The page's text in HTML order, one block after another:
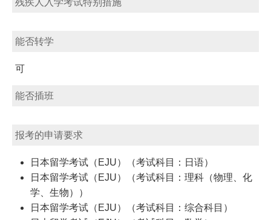
能否转学
可
能否插班
报考的申请要求
日本留学考试（EJU）（考试科目：日语）
日本留学考试（EJU）（考试科目：理科（物理、化
学、生物））
日本留学考试（EJU）（考试科目：综合科目）